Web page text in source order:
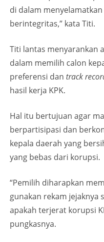
di dalam
berintegritas,” kata Titi.
Titi lantas menyarankan
dalam memilih calon
preferensi dan track
hasil kerja KPK.
Hal itu bertujuan agar
berpartisipasi dan
kepala daerah yang
yang bebas dari korupsi.
“Pemilih diharapkan
gunakan rekam jejaknya
apakah terjerat korupsi
pungkasnya.